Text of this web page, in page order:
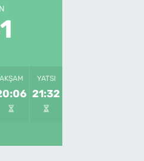
AKŞAM YATSI
21:32